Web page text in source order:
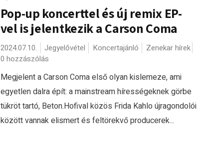
Pop-up koncerttel és új remix EP-
vel is jelentkezik a Carson Coma
2024.07.10. Jegyelővétel Koncertajánló
Zenekar hírek
0 hozzászólás
Megjelent a Carson Coma első olyan kislemeze, ami
egyetlen dalra épít: a mainstream hírességeknek görbe
tükröt tartó, Beton.Hofival közös Frida Kahlo újragondolói
között vannak elismert és feltörekvő producerek...